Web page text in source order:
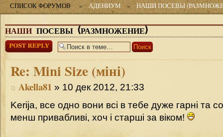
СПИСОК ФОРУМОВ » АДЕНИУМ » НАШИ ПОСЕВЫ
НАШИ ПОСЕВЫ (РАЗМНОЖЕНИЕ)
Ответить
Re: Mini Size (міні)
Akella81 » 10 дек 2012, 21:33
Kerija, все одно вони всі в тебе дуже гарні та
менш привабливі, хоч і старші за віком!